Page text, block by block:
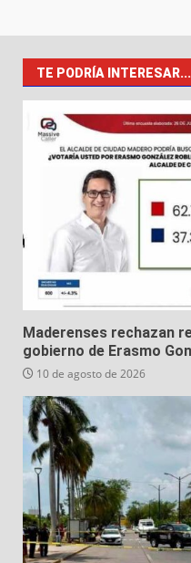
TE PODRÍA INTERESAR...
Maderenses rechazan
gobierno de Erasmo
10 de agosto de 2026